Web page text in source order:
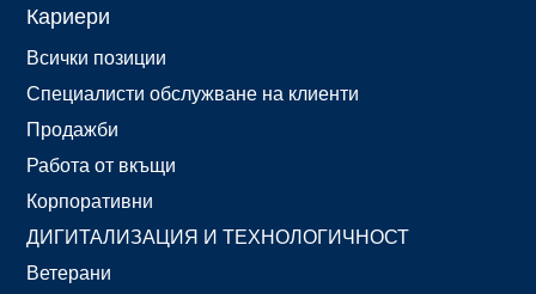
Кариери
Всички позиции
Специалисти обслужване на клиенти
Продажби
Работа от вкъщи
Корпоративни
ДИГИТАЛИЗАЦИЯ И ТЕХНОЛОГИЧНОСТ
Ветерани